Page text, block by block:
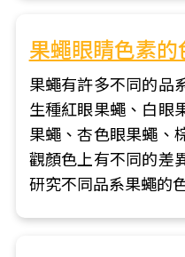
果蠅眼睛色素的
果蠅有許多不同的品
生種紅眼果蠅、白眼
果蠅、杏色眼果蠅、
觀顏色上有不同的差
研究不同品系果蠅的